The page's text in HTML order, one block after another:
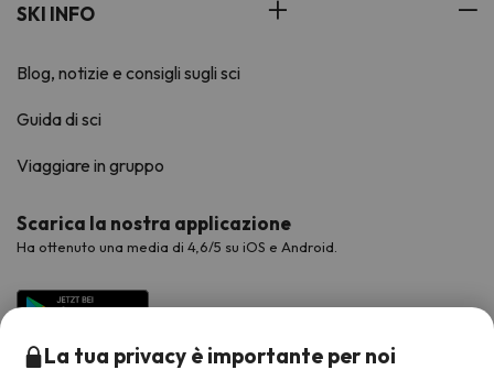
SKI INFO
Blog, notizie e consigli sugli sci
Guida di sci
Viaggiare in gruppo
Scarica la nostra applicazione
Ha ottenuto una media di 4,6/5 su iOS e Android.
La tua privacy è importante per noi